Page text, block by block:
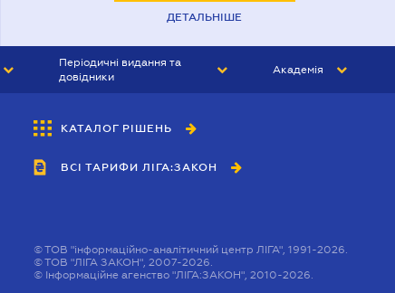
ДЕТАЛЬНІШЕ
Періодичні видання та
довідники
БУХГАЛТЕР&ЗАКОН
ВІСНИК МСФЗ
Академія
КАТАЛОГ РІШЕНЬ
ВСІ ТАРИФИ ЛІГА:ЗАКОН
©ТОВ "інформаційно-аналітичний центр ЛІГА", 1991-2026.
©ТОВ "ЛІГА ЗАКОН", 2007-2026.
© Інформаційне агенство "ЛІГА:ЗАКОН", 2010-2026.